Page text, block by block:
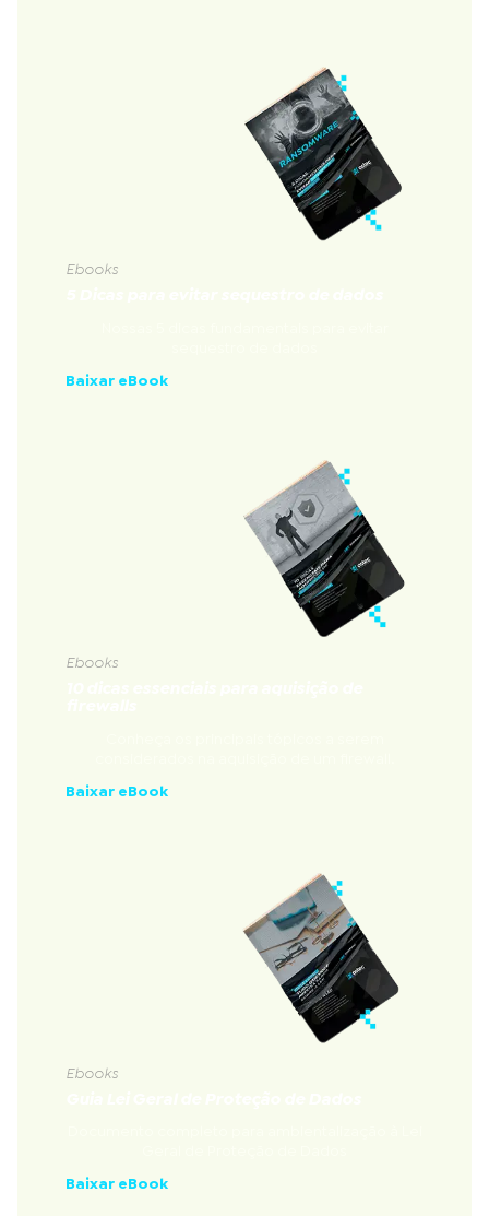
Ebooks
Baixar eBook
Ebooks
Baixar eBook
Ebooks
Baixar eBook